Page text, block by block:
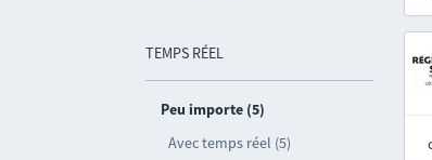
TEMPS RÉEL
Peu importe (5)
Avec temps réel (5)